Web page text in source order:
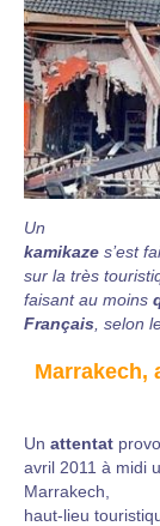
Un
kamikaze s’est
sur la très
faisant au moins
Français , selon
Marrakech,
Un attentat
avril 2011 à midi
Marrakech,
haut-lieu